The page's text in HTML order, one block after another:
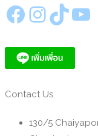
https://www.facebook.com/annapeproperty InstagramTikTok YouTube
Contact Us
130/5